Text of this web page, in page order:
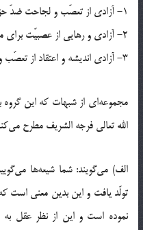
1- آزادی از تعصّب و لجاحت ضدّ حقّ.
2- آزادی و رهایی از عصبیّت برای منافع شخصی.
3- آزادی اندیشه و اعتقاد از تعصّب و تقلید کورکورانه از پدران خویش.
مجموعه‌ای از شبهات که این
الله تعالی فرجه الشریف مطرح
تولّد یافت و این بدین معنی است
نموده است و این از نظر عقل